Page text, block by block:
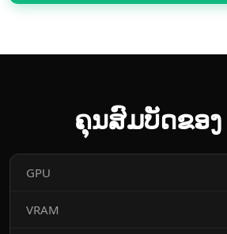
ຄຸນ​ສົມບັດ​ຂອງ
​GPU
VRAM